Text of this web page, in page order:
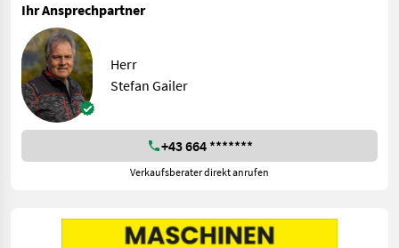
Ihr Ansprechpartner
Herr
Stefan Gailer
+43 664 *******
Verkaufsberater direkt anrufen